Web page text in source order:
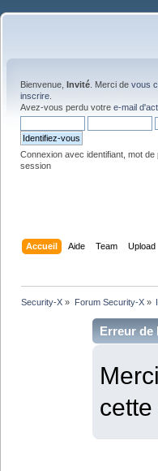
Bienvenue, Invité . Merci de vous
inscrire
Avez-vous perdu votre e-mail
Connexion avec identifiant, mot
session
Accueil Aide Team Upload
Security-X » Forum Security-X»
Erreur de